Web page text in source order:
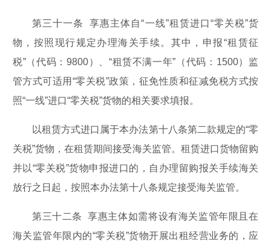
第三十一条 享惠主体自“一线”租赁进口“零关税”货
物，按照现行规定办理海关手续。其中，申报“租赁征
税”（代码：9800）、“租赁不满一年”（代码：1500）监
管方式可适用“零关税”政策，征免性质和征减免税方式按
照“一线”进口“零关税”货物的相关要求填报。
以租赁方式进口属于本办法第十八条第二款规定的“零
关税”货物，在租赁期间接受海关监管。租赁进口货物留购
并以“零关税”货物申报进口的，自办理留购报关手续海关
放行之日起，按照本办法第十八条规定接受海关监管。
第三十二条 享惠主体如需将设有海关监管年限且在
海关监管年限内的“零关税”货物开展出租经营业务的，应